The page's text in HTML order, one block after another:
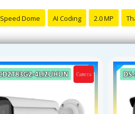
Speed Dome AI Coding 2.0 MP